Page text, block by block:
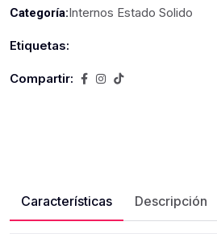
Categoría:Internos Estado Solido
Etiquetas:
Compartir:
Características Descripción